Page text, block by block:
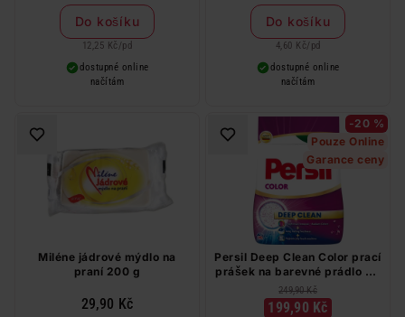
Do košíku
12,25 Kč /pd
dostupné online
načítám
Do košíku
4,60 Kč/ pd
dostupné online
načítám
Miléne jádrové mýdlo na
praní 200 g
29,90 Kč
-20 %
Pouze Online
Garance ceny
Persil Deep Clean Color prací
prášek na barevné prádlo 30
PD
249,90 Kč
199,90 Kč